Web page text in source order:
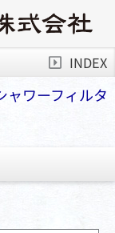
INDEX
ャワーフィルタ